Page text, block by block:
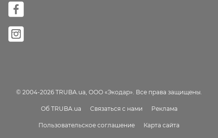
© 2004-2026 TRUBA.ua, ООО «Экодар». Все права защищены.
Об TRUBA.ua Связаться с нами Реклама
Пользовательское соглашение Карта сайта